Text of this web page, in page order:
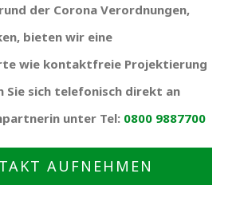
der Corona Verordnungen,
bieten wir eine
wie kontaktfreie Projektierung
Sie sich telefonisch direkt an
unter Tel: 0800 9887700
AUFNEHMEN